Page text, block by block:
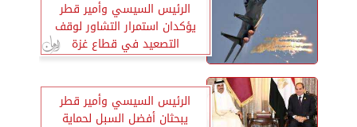
الرئيس السيسي وأمير قطر
يؤكدان استمرار التشاور لوقف
التصعيد في قطاع غزة
الرئيس السيسي وأمير قطر
يبحثان أفضل السبل لحماية